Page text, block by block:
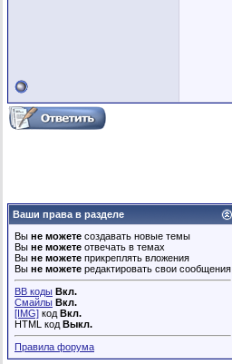
Ваши права в разделе
Вы не можете создавать новые темы
Вы не можете отвечать в темах
Вы не можете прикреплять вложения
Вы не можете редактировать свои сообщения
BB коды Вкл.
Смайлы Вкл.
[IMG] код Вкл.
HTML код Выкл.
Правила форума